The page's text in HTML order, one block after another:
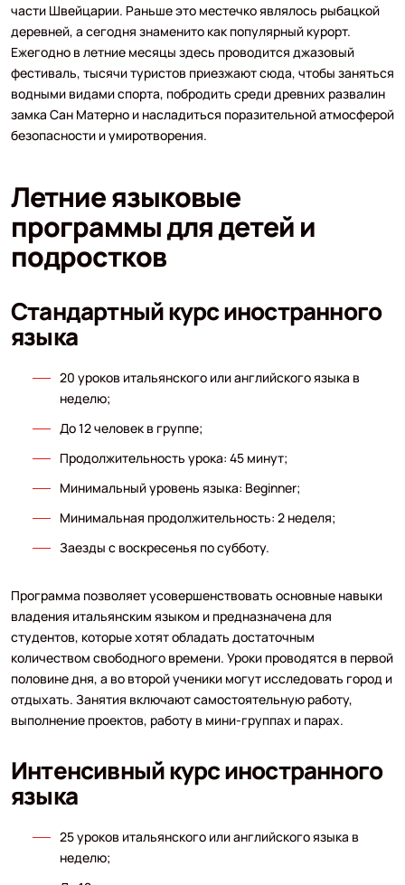
части Швейцарии. Раньше это местечко являлось рыбацкой
деревней, а сегодня знаменито как популярный курорт.
Ежегодно в летние месяцы здесь проводится джазовый
фестиваль, тысячи туристов приезжают сюда, чтобы заняться
водными видами спорта, побродить среди древних развалин
замка Сан Матерно и насладиться поразительной атмосферой
безопасности и умиротворения.
Летние языковые
программы для детей и
подростков
Стандартный курс иностранного
языка
20 уроков итальянского или английского языка в
неделю;
До 12 человек в группе;
Продолжительность урока: 45 минут;
Минимальный уровень языка: Beginner;
Минимальная продолжительность: 2 неделя;
Заезды с воскресенья по субботу.
Программа позволяет усовершенствовать основные навыки
владения итальянским языком и предназначена для
студентов, которые хотят обладать достаточным
количеством свободного времени. Уроки проводятся в первой
половине дня, а во второй ученики могут исследовать город и
отдыхать. Занятия включают самостоятельную работу,
выполнение проектов, работу в мини-группах и парах.
Интенсивный курс иностранного
языка
25 уроков итальянского или английского языка в
неделю;